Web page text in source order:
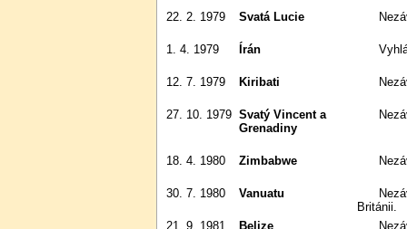
22. 2. 1979 Svatá Lucie
1. 4. 1979 Írán
12. 7. 1979 Kiribati
27. 10. 1979 Svatý Vincent a
Grenadiny
18. 4. 1980 Zimbabwe
30. 7. 1980 Vanuatu
Nezávislost na Francii a Velké
Británii.
21. 9. 1981
Belize